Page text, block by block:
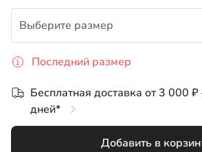
Выберите размер
46-48
50-52
Последний размер
Бесплатная доставка от 3 000
дней*
Добавить в